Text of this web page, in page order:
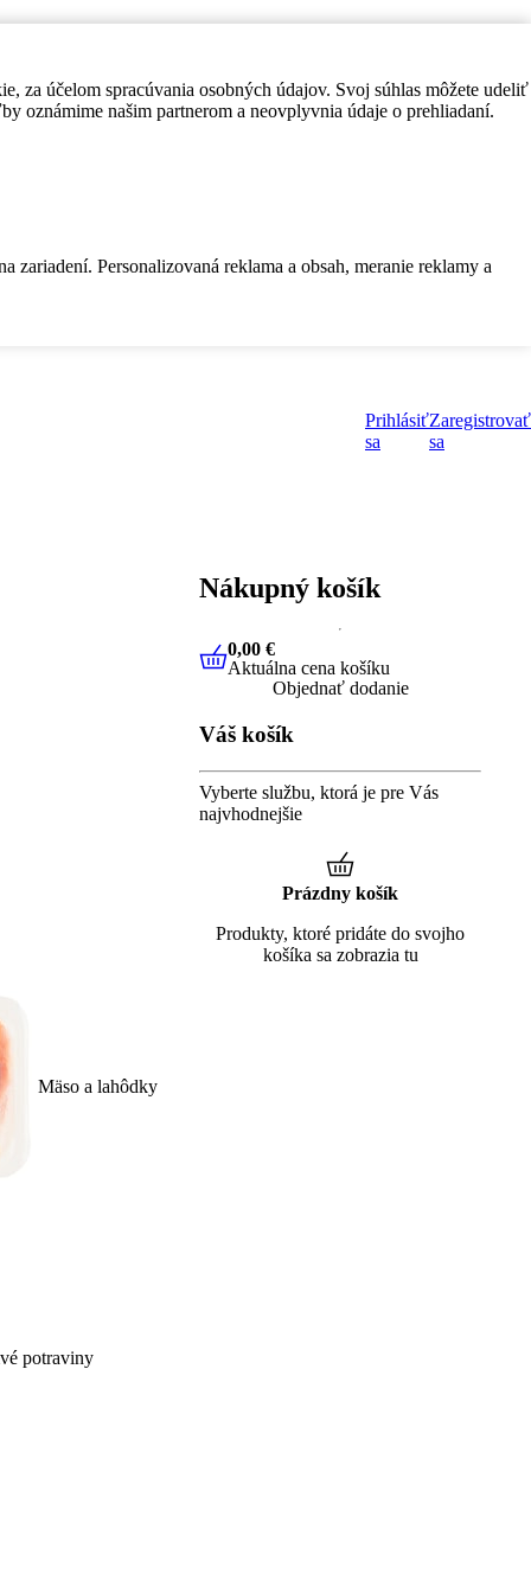
za účelom spracúvania osobných údajov. Svoj súhlas môžete udeliť
oznámime našim partnerom a neovplyvnia údaje o prehliadaní.
Personalizovaná reklama a obsah, meranie reklamy a
Prihlásiť
sa
Zaregistrovať
sa
Mäso a lahôdky
potraviny
Nákupný košík
0,00 €Aktuálna cena košíku
0,00 €
Aktuálna cena košíku
Objednať dodanie
Váš košík
Vyberte službu, ktorá je pre Vás
najvhodnejšie
Prázdny košík
Produkty, ktoré pridáte do svojho
košíka sa zobrazia tu